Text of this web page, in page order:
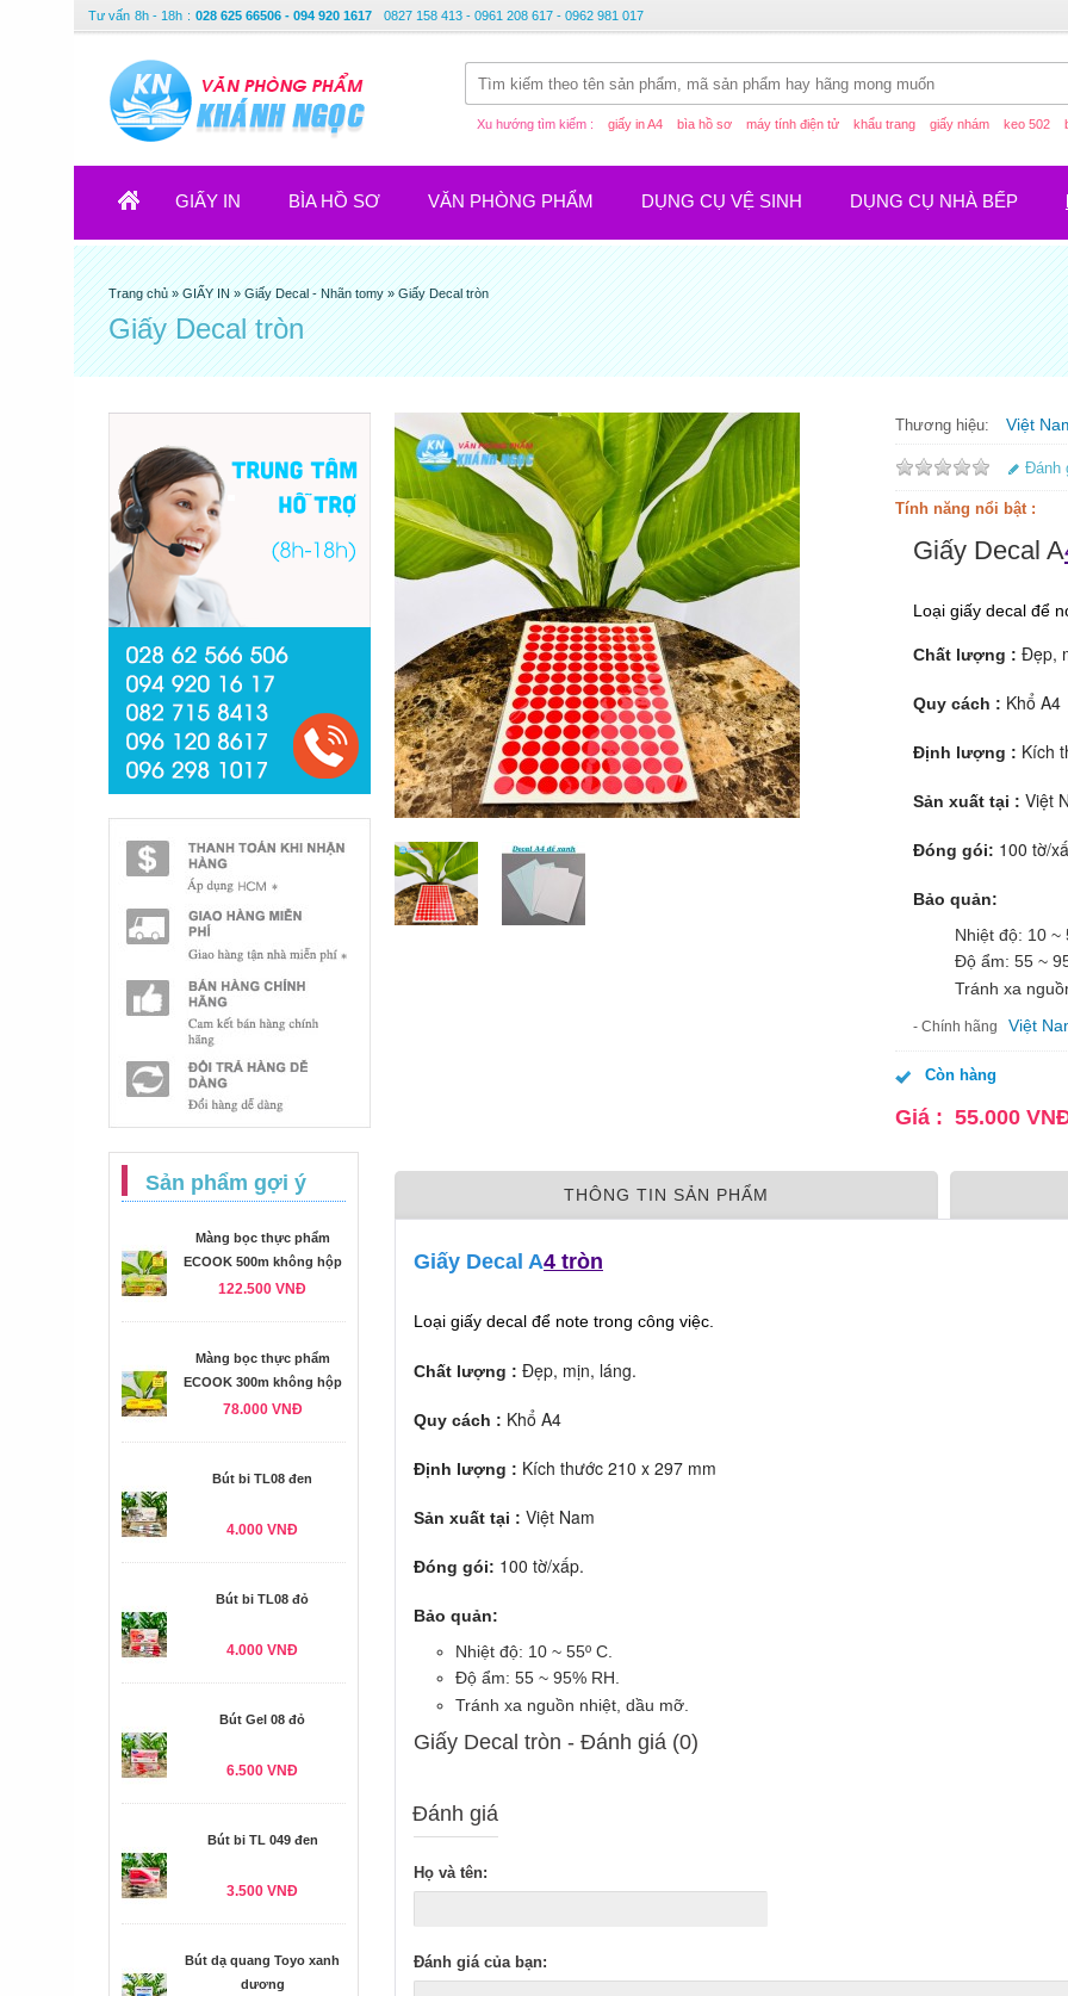
Tư vấn 8h - 18h : 028 625 66506 - 094 920 1617 0827 158 413 - 0961 208 617 - 0962 981 017
Xu hướng tìm kiếm : giấy in A4 bìa hồ sơ máy tính điện tử khẩu trang giấy nhám keo 502
GIẤY IN BÌA HỒ SƠ VĂN PHÒNG PHẨM DỤNG CỤ VỆ SINH DỤNG CỤ NHÀ BẾP
Trang chủ»GIẤY IN »Giấy Decal - Nhãn tomy »Giấy Decal tròn
Giấy Decal tròn
Sản phẩm gợi ý
Màng bọc thực phẩm
ECOOK 500m không hộp
122.500 VNĐ
Màng bọc thực phẩm
ECOOK 300m không hộp
78.000 VNĐ
Bút bi TL08 đen
4.000 VNĐ
Bút bi TL08 đỏ
4.000 VNĐ
Bút Gel 08 đỏ
6.500 VNĐ
Bút bi TL 049 đen
3.500 VNĐ
Bút dạ quang Toyo xanh
dương
Thương hiệu: Việt
Đánh
Tính năng nổi bật :
Giấy Decal A
Loại giấy decal để
Chất lượng : Đẹp,
Quy cách : Khổ A4
Định lượng : Kích
Sản xuất tại : Việt
Đóng gói: 100 tờ/
Bảo quản:
Nhiệt độ: 10 ~
Độ ẩm: 55 ~
Tránh xa
- Chính hãng Việt
Còn hàng
Giá : 55.000
THÔNG TIN SẢN PHẨM
Giấy Decal A4 tròn
Loại giấy decal để note trong công việc.
Chất lượng : Đẹp, mịn, láng.
Quy cách : Khổ A4
Định lượng : Kích thước 210 x 297 mm
Sản xuất tại : Việt Nam
Đóng gói: 100 tờ/xấp.
Bảo quản:
Nhiệt độ: 10 ~ 55º C.
Độ ẩm: 55 ~ 95% RH.
Tránh xa nguồn nhiệt, dầu mỡ.
Giấy Decal tròn - Ðánh giá (0)
Đánh giá
Họ và tên:
Đánh giá của bạn: